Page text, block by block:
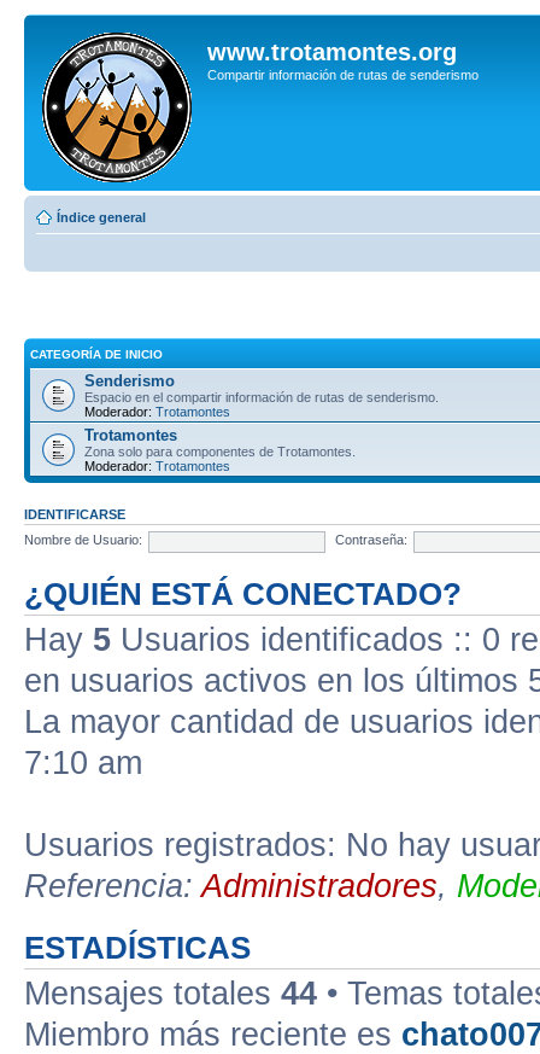
www.trotamontes.org
Compartir información de rutas de senderismo
Índice general
CATEGORÍA DE INICIO
Senderismo
Espacio en el compartir información de rutas de senderismo.
Moderador: Trotamontes
Trotamontes
Zona solo para componentes de Trotamontes.
Moderador: Trotamontes
IDENTIFICARSE
Nombre de Usuario:
Contraseña:
¿QUIÉN ESTÁ CONECTADO?
Hay 5 Usuarios identificados :: 0
en usuarios activos en los últimos
La mayor cantidad de usuarios
7:10 am
Usuarios registrados: No hay
Referencia:Administradores,
ESTADÍSTICAS
Mensajes totales 44 • Temas
Miembro más reciente es